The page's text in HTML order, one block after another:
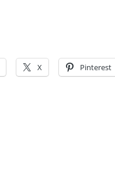
X Pinterest